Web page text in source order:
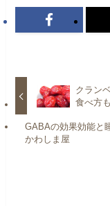
クラン
食べ方
GABAの効果効能と
かわしま屋